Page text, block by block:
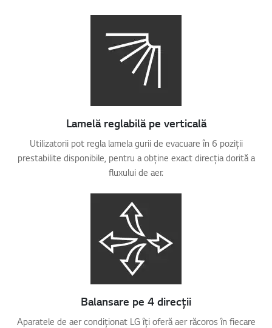
Lamelă reglabilă pe verticală
Utilizatorii pot regla lamela gurii de evacuare în 6 poziții
prestabilite disponibile, pentru a obține exact direcția dorită a
fluxului de aer.
Balansare pe 4 direcții
Aparatele de aer condiționat LG îți oferă aer răcoros în fiecare